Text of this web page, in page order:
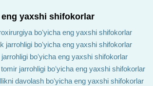
yaxshi shifokorlar
boʻyicha eng yaxshi shifokorlar
jarrohligi boʻyicha eng yaxshi shifokorlar
boʻyicha eng yaxshi shifokorlar
jarrohligi boʻyicha eng yaxshi shifokorlar
davolash boʻyicha eng yaxshi shifokorlar